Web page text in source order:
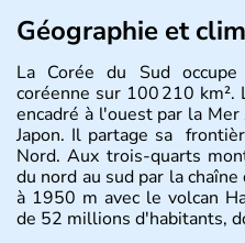
Géographie et
La Corée du Sud
coréenne sur 100 210
encadré à l'ouest par la
Japon. Il partage sa
Nord. Aux trois-quarts
du nord au sud par la
à 1950 m avec le volcan
de 52 millions d'habitants,